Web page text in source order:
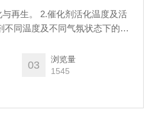
再生。 2.催化剂活化温度及活
同温度及不同气氛状态下的外
03
浏览量
1545